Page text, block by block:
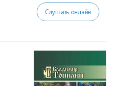
Слушать онлайн